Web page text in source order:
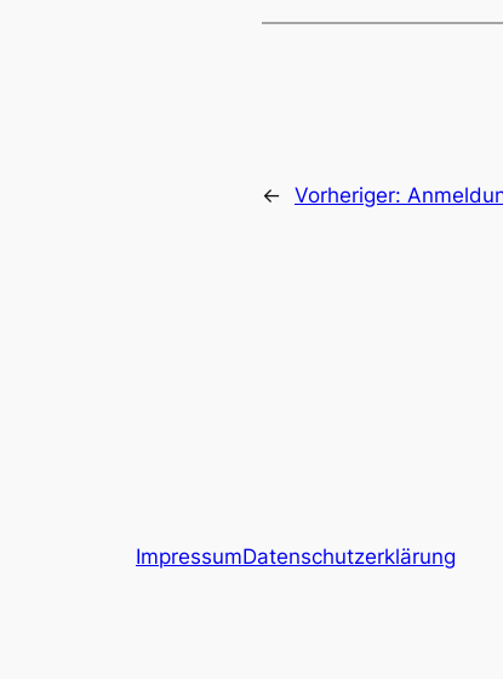
← Vorheriger:
ImpressumDatenschutzerklärung